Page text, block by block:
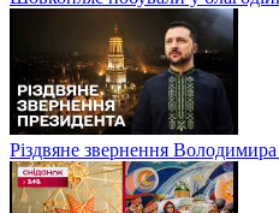
Різдвяне звернення Володимира